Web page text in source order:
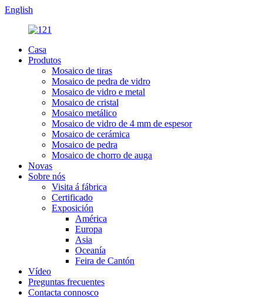
English
Casa
Produtos
Mosaico de tiras
Mosaico de pedra de vidro
Mosaico de vidro e metal
Mosaico de cristal
Mosaico metálico
Mosaico de vidro de 4 mm de espesor
Mosaico de cerámica
Mosaico de pedra
Mosaico de chorro de auga
Novas
Sobre nós
Visita á fábrica
Certificado
Exposición
América
Europa
Asia
Oceanía
Feira de Cantón
Vídeo
Preguntas frecuentes
Contacta connosco